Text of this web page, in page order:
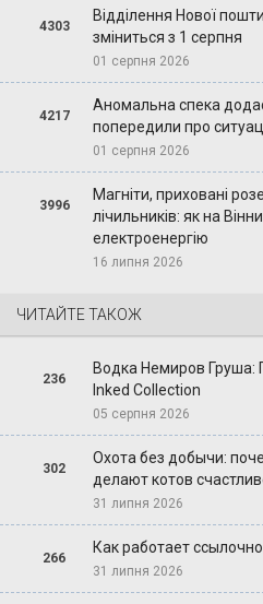
4303
Відділення Нової
зміниться з 1 серпня
01 серпня 2026
4217
Аномальна спека
попередили про
01 серпня 2026
3996
Магніти, приховані
лічильників: як на
електроенергію
16 липня 2026
ЧИТАЙТЕ ТАКОЖ
236
Водка Немиров Груша:
Inked Collection
05 серпня 2026
302
Охота без добычи:
делают котов
31 липня 2026
266
Как работает
31 липня 2026